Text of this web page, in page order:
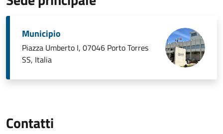
Municipio
Piazza Umberto I, 07046 Porto Torres
SS, Italia
Contatti